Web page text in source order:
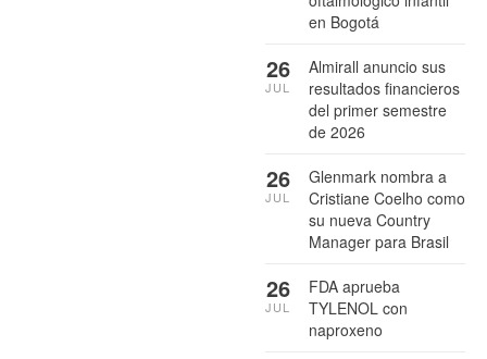
en Bogotá
Almirall anuncio sus
resultados financieros
del primer semestre
de 2026
26
JUL
Glenmark nombra a
Cristiane Coelho como
su nueva Country
Manager para Brasil
26
JUL
FDA aprueba
TYLENOL con
naproxeno
26
JUL